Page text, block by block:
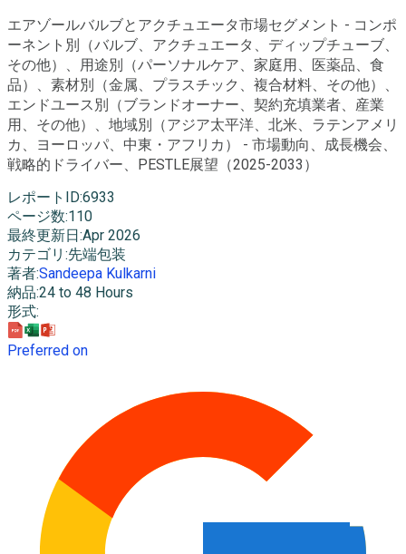
エアゾールバルブとアクチュエータ市場セグメント - コンポ
ーネント別（バルブ、アクチュエータ、ディップチューブ、
その他）、用途別（パーソナルケア、家庭用、医薬品、食
品）、素材別（金属、プラスチック、複合材料、その他）、
エンドユース別（ブランドオーナー、契約充填業者、産業
用、その他）、地域別（アジア太平洋、北米、ラテンアメリ
カ、ヨーロッパ、中東・アフリカ） - 市場動向、成長機会、
戦略的ドライバー、PESTLE展望（2025-2033）
レポートID:6933
ページ数:110
最終更新日 :Apr 2026
カテゴリ :先端包装
著者:Sandeepa Kulkarni
納品:24 to 48 Hours
形式:
Preferred on